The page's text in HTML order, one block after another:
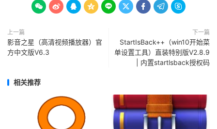
        
上一篇
影音之星（高清视频播放器）官
方中文版V6.3
下一篇
StartIsBack++（win10开始菜
单设置工具）直装特别版V2.8.9
| 内置startlsback授权码
相关推荐